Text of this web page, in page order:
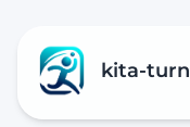
kita-